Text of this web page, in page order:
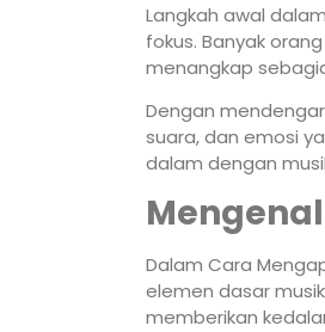
Langkah awal
fokus. Banyak
menangkap
Dengan
suara, dan emosi
dalam dengan
Dalam Cara
elemen dasar
memberikan